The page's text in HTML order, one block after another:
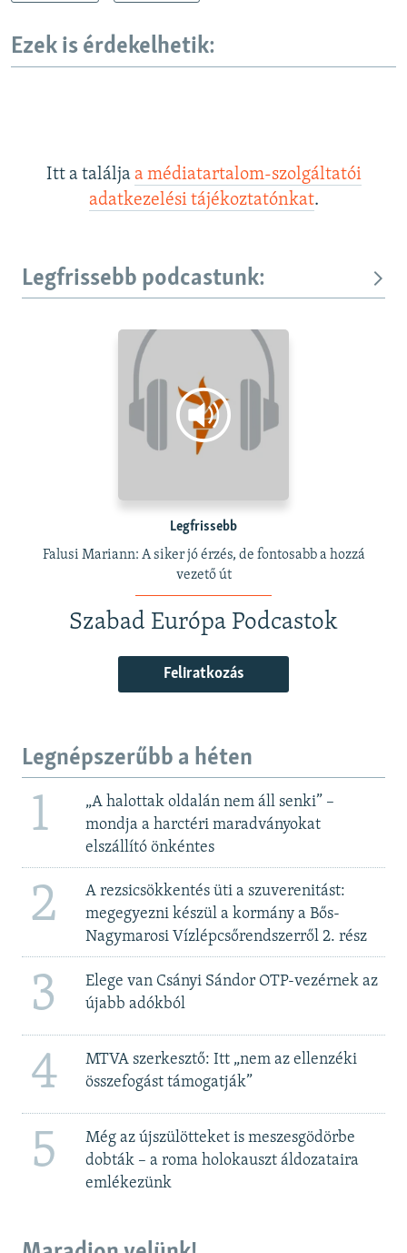
Ezek is érdekelhetik:
Itt a találja a médiatartalom-szolgáltatói
adatkezelési tájékoztatónkat.
Legfrissebb podcastunk:
Legfrissebb
Falusi Mariann: A siker jó érzés, de fontosabb a hozzá
vezető út
Szabad Európa Podcastok
Feliratkozás
Legnépszerűbb a héten
1
„A halottak oldalán nem áll senki” –
mondja a harctéri maradványokat
elszállító önkéntes
2
A rezsicsökkentés üti a szuverenitást:
megegyezni készül a kormány a Bős-
Nagymarosi Vízlépcsőrendszerről 2. rész
3
Elege van Csányi Sándor OTP-vezérnek az
újabb adókból
4
MTVA szerkesztő: Itt „nem az ellenzéki
összefogást támogatják”
5
Még az újszülötteket is meszesgödörbe
dobták – a roma holokauszt áldozataira
emlékezünk